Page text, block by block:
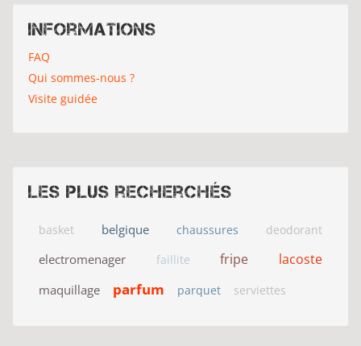
Informations
FAQ
Qui sommes-nous ?
Visite guidée
Les plus recherchés
basket belgique chaussures deodorant
electromenager faillite fripe lacoste
maquillage parfum parquet serviettes